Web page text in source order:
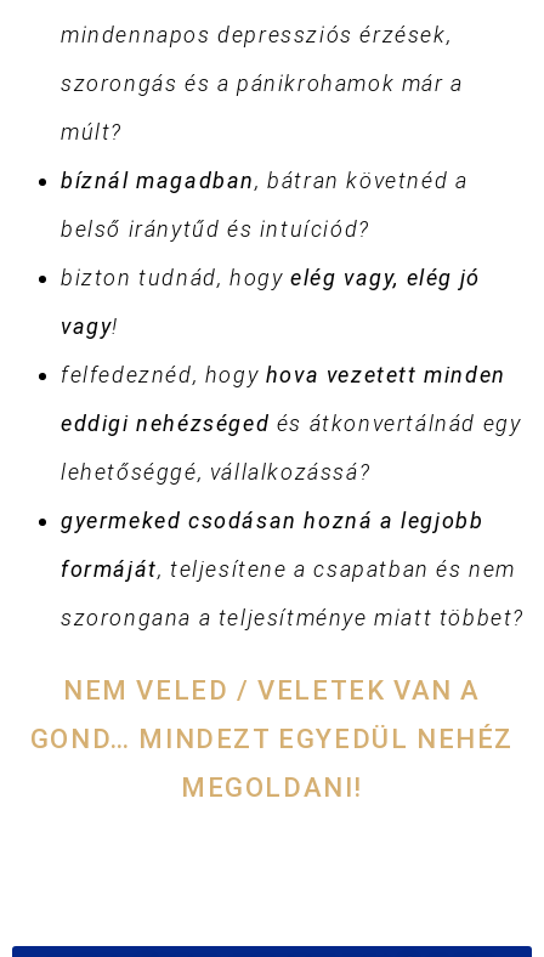
mindennapos depressziós érzések,
szorongás és a pánikrohamok már a
múlt?
bíznál magadban, bátran követnéd a
belső iránytűd és intuíciód?
bizton tudnád, hogy elég vagy, elég jó
vagy!
felfedeznéd, hogy hova vezetett minden
eddigi nehézséged és átkonvertálnád egy
lehetőséggé, vállalkozássá?
gyermeked csodásan hozná a legjobb
formáját, teljesítene a csapatban és nem
szorongana a teljesítménye miatt többet?
NEM VELED / VELETEK VAN A
GOND… MINDEZT EGYEDÜL NEHÉZ
MEGOLDANI!